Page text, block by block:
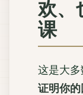
欢、
课
这是大
证明你